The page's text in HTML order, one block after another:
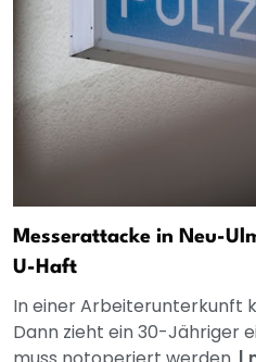
Messerattacke in Neu-
U-Haft
In einer Arbeiterunterkunft
Dann zieht ein 30-Jähriger